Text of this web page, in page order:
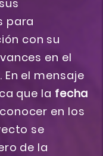
para
con su
en el
el mensaje
que la fecha
en los
se
de la